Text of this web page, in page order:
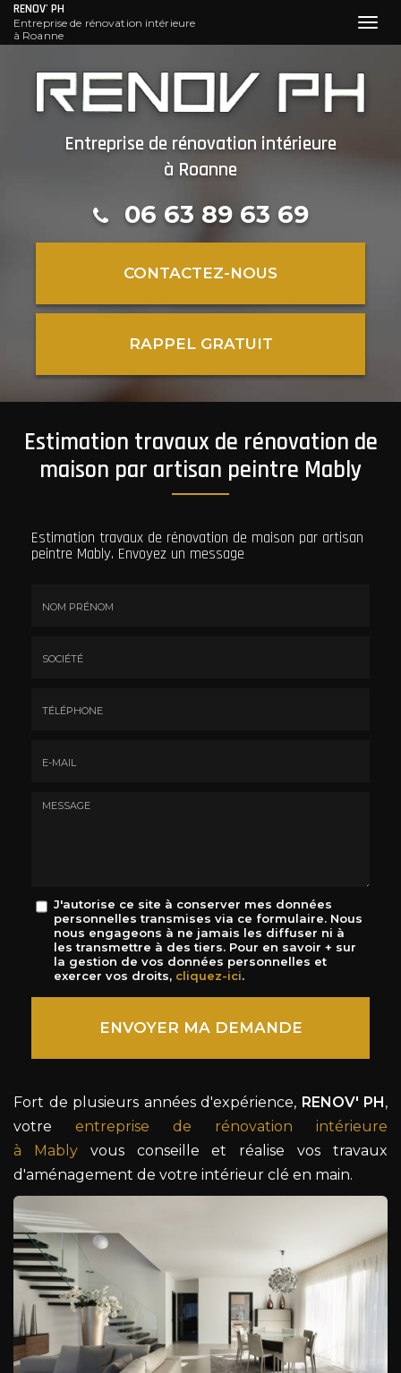
contenu
RENOV' PH
Entreprise de rénovation intérieure
à Roanne
Entreprise de rénovation intérieure
à Roanne
06 63 89 63 69
CONTACTEZ-NOUS
RAPPEL GRATUIT
Estimation travaux de rénovation de
maison par artisan peintre Mably
Estimation travaux de rénovation de maison par artisan
peintre Mably. Envoyez un message
Message
J'autorise ce site à conserver mes données
personnelles transmises via ce formulaire. Nous
nous engageons à ne jamais les diffuser ni à
les transmettre à des tiers. Pour en savoir + sur
la gestion de vos données personnelles et
exercer vos droits, cliquez-ici.
Acceptation
ENVOYER MA DEMANDE
Fort de plusieurs années d'expérience, RENOV' PH ,
votre entreprise de rénovation intérieure
à Mablyvous conseille et réalise vos travaux
d'aménagement de votre intérieur clé en main.